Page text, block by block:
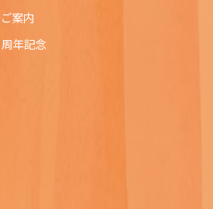
案内
年記念